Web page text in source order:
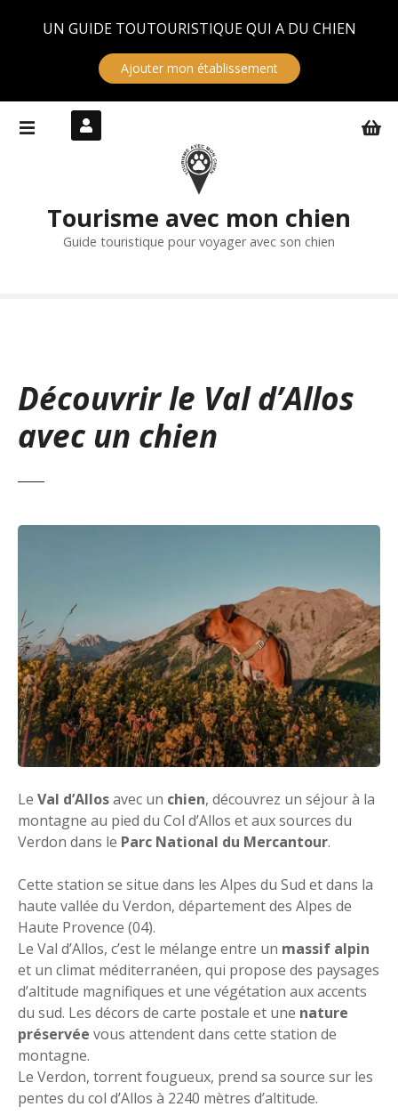
UN GUIDE TOUTOURISTIQUE QUI A DU CHIEN
Ajouter mon établissement
Tourisme avec mon chien
Guide touristique pour voyager avec son chien
Découvrir le Val d’Allos
avec un chien
Le Val d’Allosavec un chien, découvrez un séjour à la
montagne au pied du Col d’Allos et aux sources du
Verdon dans le Parc National du Mercantour.
Cette station se situe dans les Alpes du Sud et dans la
haute vallée du Verdon, département des Alpes de
Haute Provence (04).
Le Val d’Allos, c’est le mélange entre un massif alpin
et un climat méditerranéen, qui propose des paysages
d’altitude magnifiques et une végétation aux accents
du sud. Les décors de carte postale et une nature
préservée vous attendent dans cette station de
montagne.
Le Verdon, torrent fougueux, prend sa source sur les
pentes du col d’Allos à 2240 mètres d’altitude.